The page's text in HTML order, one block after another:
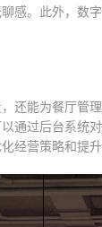
感。此外，
还能为餐厅
通过后台系
经营策略和提升